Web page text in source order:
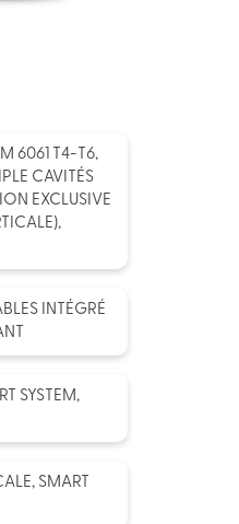
6061 T4-T6,
CAVITÉS
EXCLUSIVE
INTÉGRÉ
SYSTEM,
SMART